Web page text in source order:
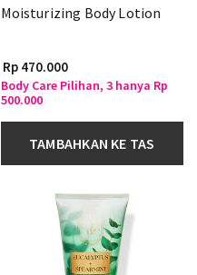
Moisturizing Body Lotion
Rp 470.000
Body Care Pilihan, 3 hanya Rp
500.000
TAMBAHKAN KE TAS